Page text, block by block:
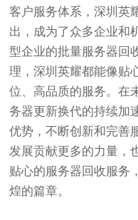
客户服务体系，深圳英
出，成为了众多企业和
型企业的批量服务器回
理，深圳英耀都能像贴
位、高品质的服务。在
务器更新换代的持续加
优势，不断创新和完善
发展贡献更多的力量，
贴心的服务器回收服务
煌的篇章。